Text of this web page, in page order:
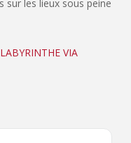
sur les lieux sous peine
VIA